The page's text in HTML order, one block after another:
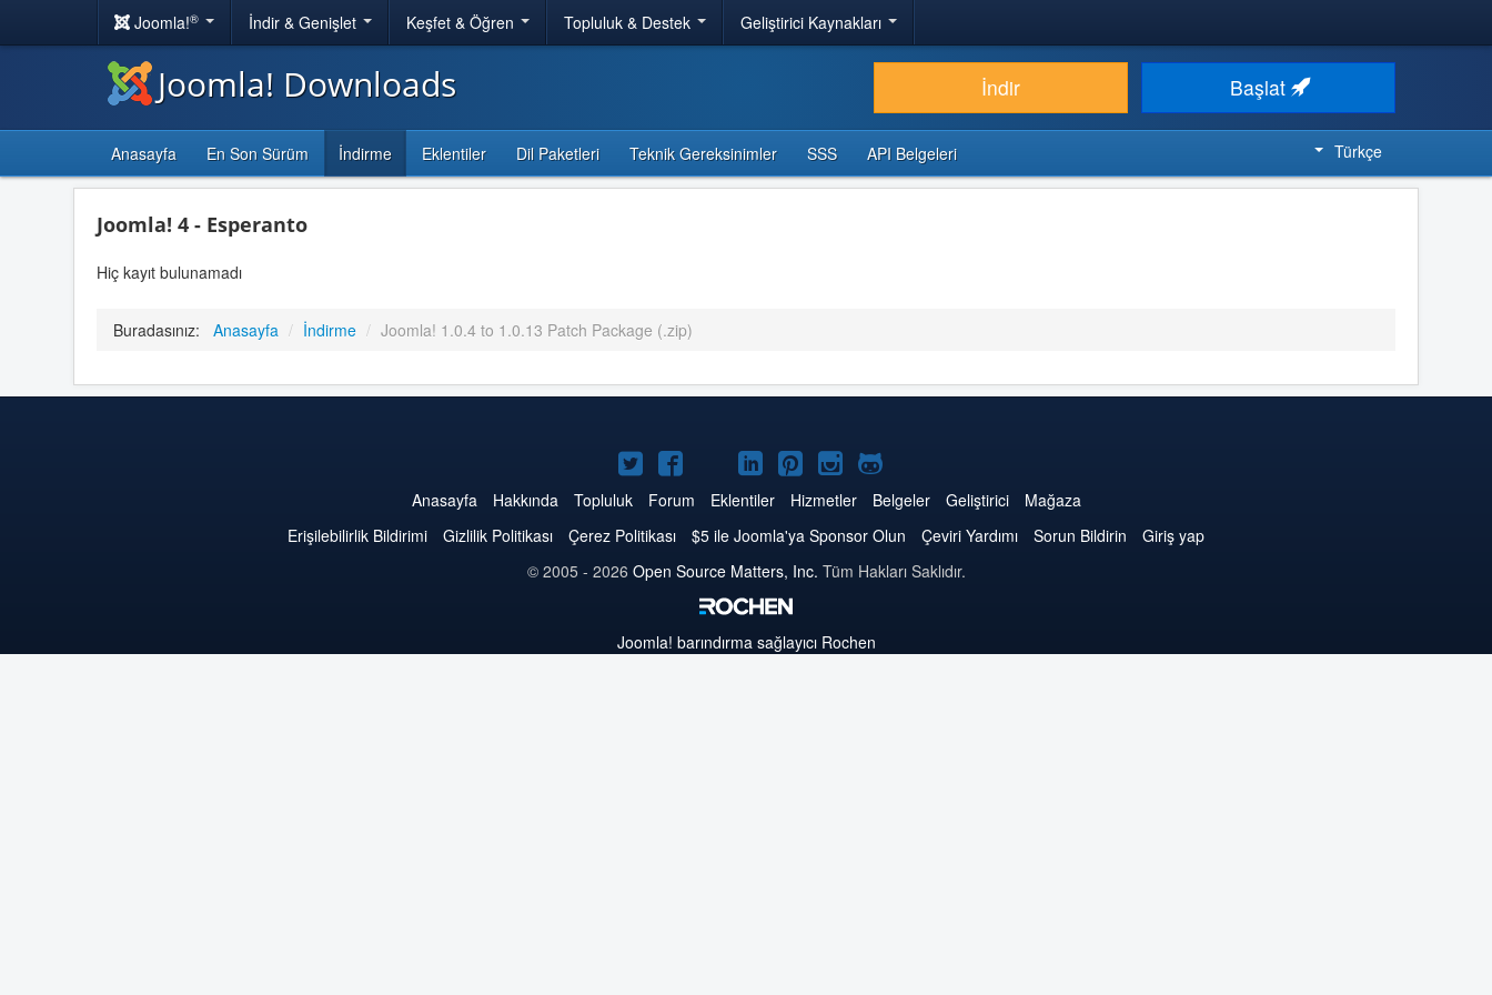
Joomla!® İndir & Genişlet Keşfet & Öğren Topluluk & Destek Geliştirici Kaynakları
Joomla! Downloads İndir Başlat
Anasayfa En Son Sürüm İndirme Eklentiler Dil Paketleri Teknik Gereksinimler SSS API Belgeleri Türkçe
Joomla! 4 - Esperanto
Hiç kayıt bulunamadı
Buradasınız: Anasayfa / İndirme / Joomla! 1.0.4 to 1.0.13 Patch Package (.zip)
Twitter'da
Joomla
Facebook'da
Joomla
YouTube'da
Joomla
LinkedIn'de
Joomla
Pinterest'de
Joomla
Instagram'da
Joomla
GitHub'da
Joomla
Anasayfa Hakkında Topluluk Forum Eklentiler Hizmetler Belgeler Geliştirici
Mağaza
Erişilebilirlik Bildirimi
Gizlilik Politikası Çerez Politikası $5 ile Joomla'ya Sponsor Olun Çeviri Yardımı Sorun Bildirin
Giriş yap
© 2005 - 2026 Open Source Matters, Inc. Tüm Hakları Saklıdır.
Joomla! barındırma sağlayıcı Rochen